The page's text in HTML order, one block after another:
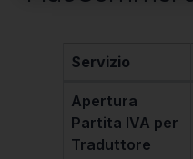
Servizio
Apertura
Partita IVA per
Traduttore